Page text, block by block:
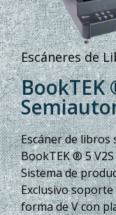
Escáneres de
BookTEK
Escáner de
BookTEK ® 5 V2S
Sistema de
Exclusivo
forma de V con